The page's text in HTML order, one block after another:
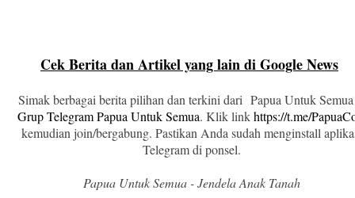
Cek Berita dan Artikel yang lain di Google News
Simak berbagai berita pilihan dan terkini dari Papua Untuk
Grup Telegram Papua Untuk Semua. Klik linkhttps://t.me/
kemudian join/bergabung. Pastikan Anda sudah menginstall
Telegram di ponsel.
Papua Untuk Semua - Jendela Anak Tanah